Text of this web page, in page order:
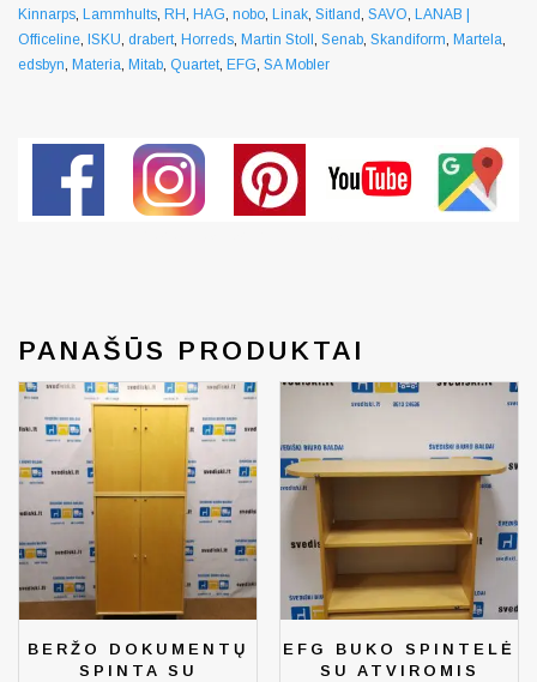
Kinnarps, Lammhults, RH, HAG, nobo, Linak, Sitland, SAVO, LANAB |
Officeline, ISKU, drabert, Horreds, Martin Stoll , Senab, Skandiform, Martela,
edsbyn, Materia, Mitab, Quartet, EFG, SA Mobler
PANAŠŪS PRODUKTAI
BERŽO DOKUMENTŲ
SPINTA SU
EFG BUKO SPINTELĖ
SU ATVIROMIS